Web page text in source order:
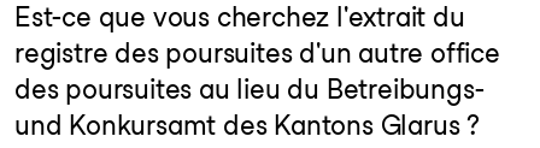
Est-ce que vous cherchez l'extrait du
registre des poursuites d'un autre office
des poursuites au lieu du Betreibungs-
und Konkursamt des Kantons Glarus ?